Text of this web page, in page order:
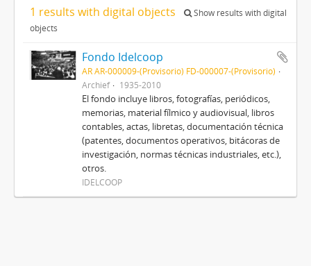
1 results with digital objects
Show results with digital
objects
Fondo Idelcoop
AR AR-000009-(Provisorio) FD-000007-(Provisorio)
Archief
1935-2010
El fondo incluye libros, fotografías, periódicos,
memorias, material fílmico y audiovisual, libros
contables, actas, libretas, documentación técnica
(patentes, documentos operativos, bitácoras de
investigación, normas técnicas industriales, etc.),
otros.
IDELCOOP